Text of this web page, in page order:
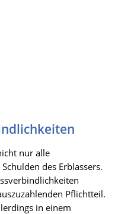
nur alle
des Erblassers.
Pflichtteil.
in einem